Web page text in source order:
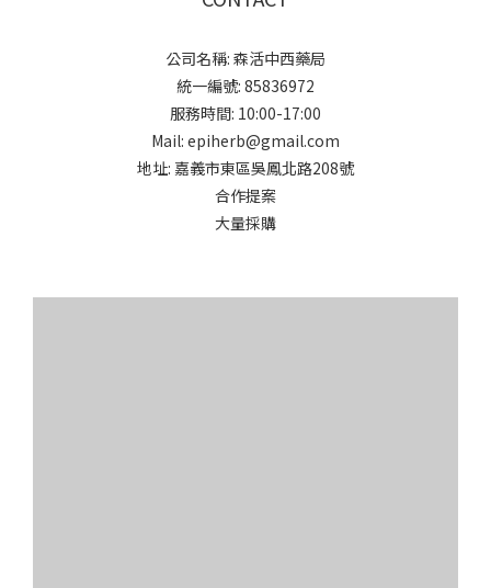
公司名稱: 森活中西藥局
統一編號: 85836972
服務時間: 10:00-17:00
Mail: epiherb@gmail.com
地址: 嘉義市東區吳鳳北路208號
合作提案
大量採購